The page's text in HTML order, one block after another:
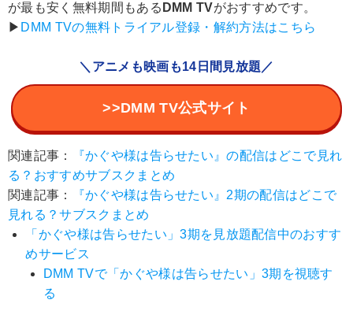
が最も安く無料期間もある DMM TVがおすすめです。
▶︎ DMM TVの無料トライアル登録・解約方法はこちら
＼アニメも映画も14日間見放題／
>>DMM TV公式サイト
関連記事：
『かぐや様は告らせたい』の配信はどこで見れ
る？おすすめサブスクまとめ
関連記事：
『かぐや様は告らせたい』2期の配信はどこで
見れる？サブスクまとめ
「かぐや様は告らせたい」3期を見放題配信中のおすす
めサービス
DMM TVで「かぐや様は告らせたい」3期を視聴す
る